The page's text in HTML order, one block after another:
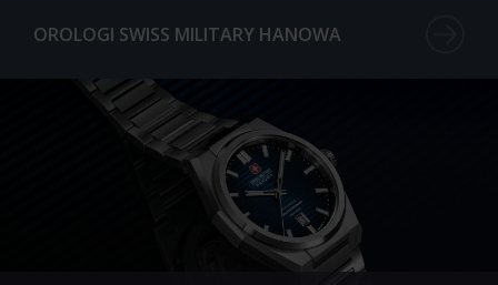
OROLOGI SWISS MILITARY HANOWA